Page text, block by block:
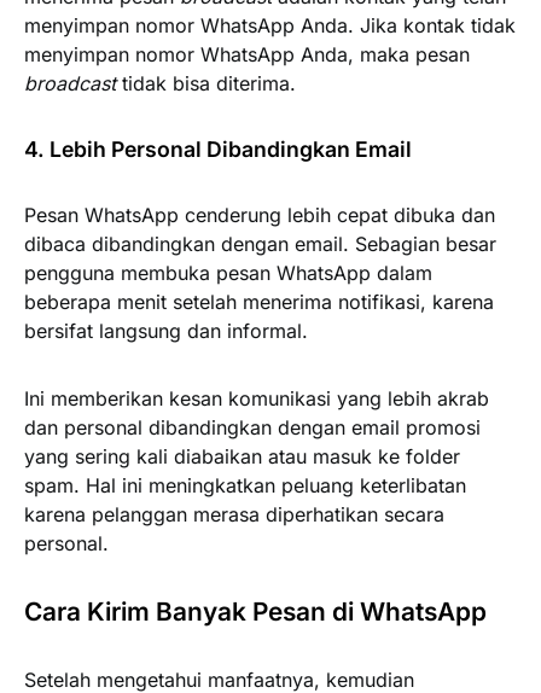
menyimpan nomor WhatsApp Anda. Jika kontak tidak
menyimpan nomor WhatsApp Anda, maka pesan
broadcasttidak bisa diterima.
4. Lebih Personal Dibandingkan Email
Pesan WhatsApp cenderung lebih cepat dibuka dan
dibaca dibandingkan dengan email. Sebagian besar
pengguna membuka pesan WhatsApp dalam
beberapa menit setelah menerima notifikasi, karena
bersifat langsung dan informal.
Ini memberikan kesan komunikasi yang lebih akrab
dan personal dibandingkan dengan email promosi
yang sering kali diabaikan atau masuk ke folder
spam. Hal ini meningkatkan peluang keterlibatan
karena pelanggan merasa diperhatikan secara
personal.
Cara Kirim Banyak Pesan di WhatsApp
Setelah mengetahui manfaatnya, kemudian